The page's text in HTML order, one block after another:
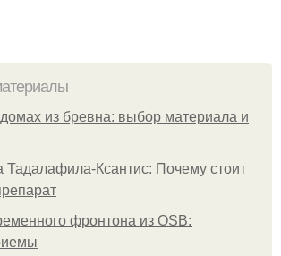
из бревна: выбор материала и
Ксантис: Почему стоит
фронтона из OSB: